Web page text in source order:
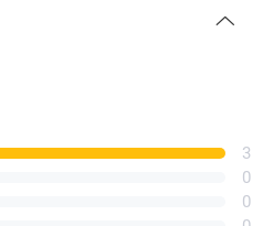
3
0
0